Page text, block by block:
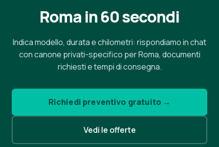
Roma in 60 secondi
Indica modello, durata e chilometri: rispondiamo in chat
con canone privati-specifico per Roma, documenti
richiesti e tempi di consegna.
Richiedi preventivo gratuito →
Vedi le offerte